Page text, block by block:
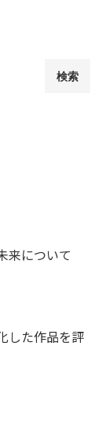
検索
来について
した作品を評